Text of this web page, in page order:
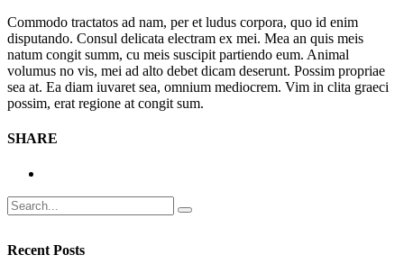
Commodo tractatos ad nam, per et ludus corpora, quo id enim
disputando. Consul delicata electram ex mei. Mea an quis meis
natum congit summ, cu meis suscipit partiendo eum. Animal
volumus no vis, mei ad alto debet dicam deserunt. Possim propriae
sea at. Ea diam iuvaret sea, omnium mediocrem. Vim in clita graeci
possim, erat regione at congit sum.
SHARE
Search
for:
Recent Posts